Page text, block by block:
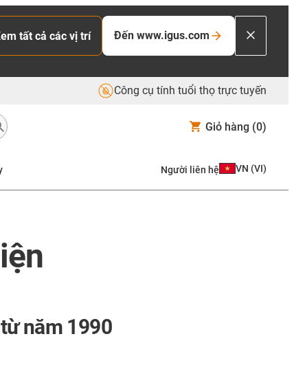
tất cả các vị trí Đến www.igus.com
Công cụ tính tuổi thọ trực tuyến
Giỏ hàng (0)
Người liên hệ VN (VI)
năm 1990